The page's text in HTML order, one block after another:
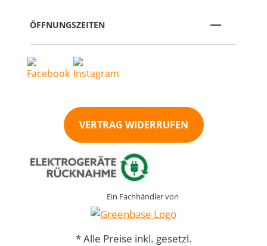
ÖFFNUNGSZEITEN
VERTRAG WIDERRUFEN
Ein Fachhändler von
* Alle Preise inkl. gesetzl.